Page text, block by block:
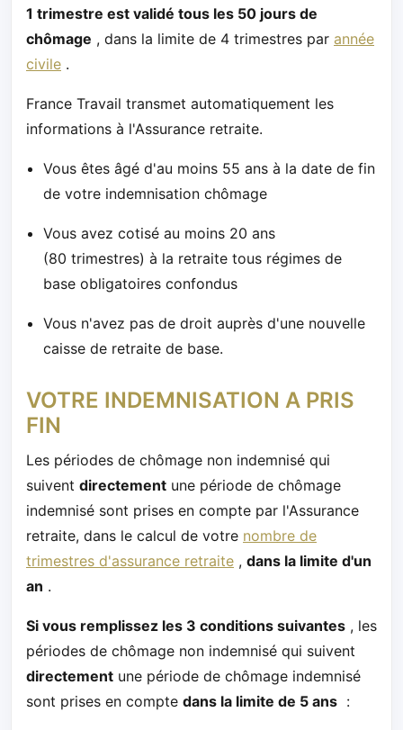
1 trimestre est validé tous les 50 jours de
chômage , dans la limite de 4 trimestres par année
civile .
France Travail transmet automatiquement les
informations à l'Assurance retraite.
Vous êtes âgé d'au moins 55 ans à la date de fin
de votre indemnisation chômage
Vous avez cotisé au moins 20 ans
(80 trimestres) à la retraite tous régimes de
base obligatoires confondus
Vous n'avez pas de droit auprès d'une nouvelle
caisse de retraite de base.
VOTRE INDEMNISATION A PRIS
FIN
Les périodes de chômage non indemnisé qui
suivent directement une période de chômage
indemnisé sont prises en compte par l'Assurance
retraite, dans le calcul de votre nombre de
trimestres d'assurance retraite , dans la limite d'un
an .
Si vous remplissez les 3 conditions suivantes , les
périodes de chômage non indemnisé qui suivent
directement une période de chômage indemnisé
sont prises en compte dans la limite de 5 ans :